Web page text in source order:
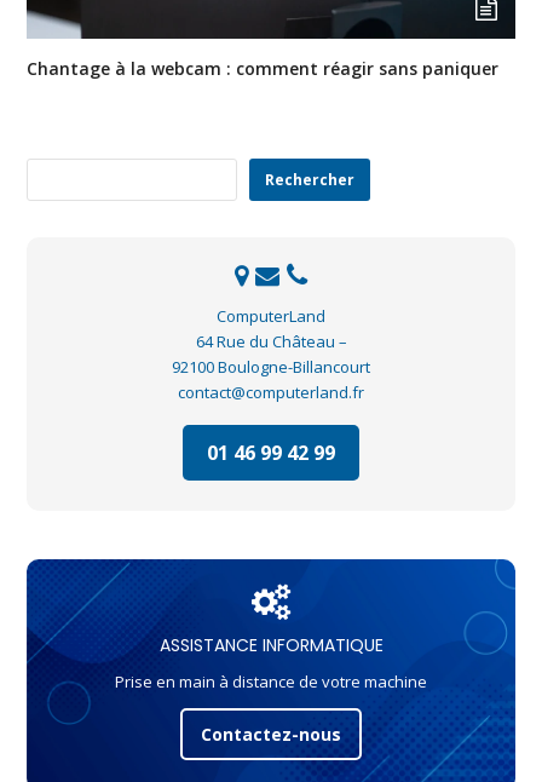
Chantage à la webcam : comment réagir sans paniquer
Rechercher
ComputerLand
64 Rue du Château –
92100 Boulogne-Billancourt
contact@computerland.fr
01 46 99 42 99
ASSISTANCE INFORMATIQUE
Prise en main à distance de votre machine
Contactez-nous